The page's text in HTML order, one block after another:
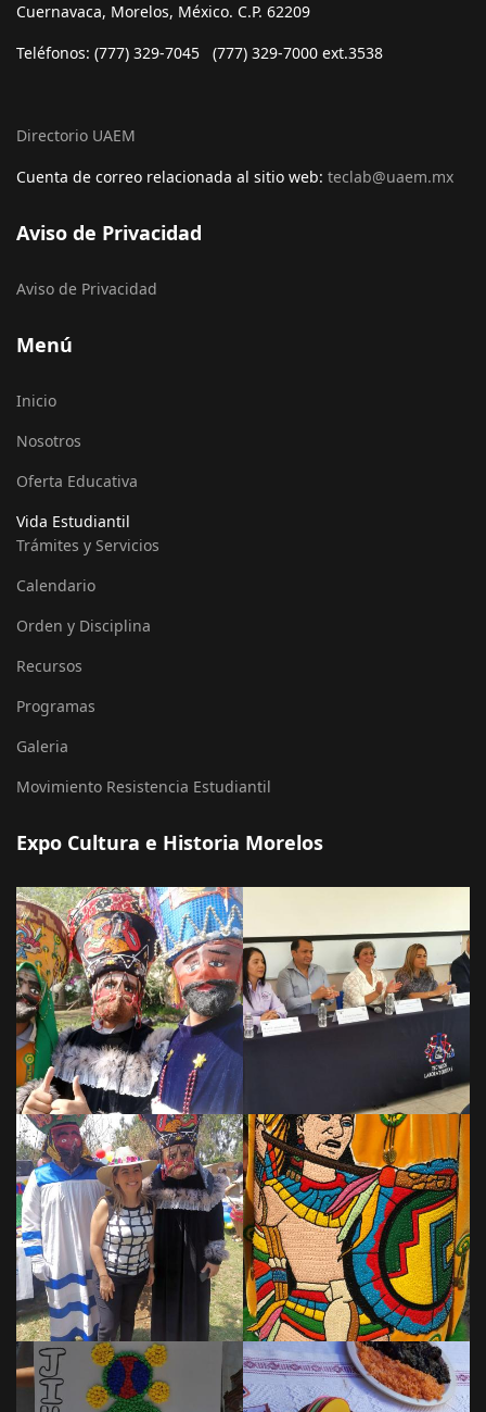
Cuernavaca, Morelos, México. C.P. 62209
Teléfonos: (777) 329-7045 (777) 329-7000 ext.3538
Directorio UAEM
Cuenta de correo relacionada al sitio web: teclab@uaem.mx
Aviso de Privacidad
Aviso de Privacidad
Menú
Inicio
Nosotros
Oferta Educativa
Vida Estudiantil
Trámites y Servicios
Calendario
Orden y Disciplina
Recursos
Programas
Galeria
Movimiento Resistencia Estudiantil
Expo Cultura e Historia Morelos